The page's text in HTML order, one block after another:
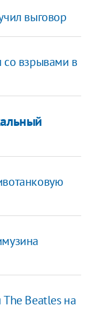
выговор
взрывами в
Beatles на